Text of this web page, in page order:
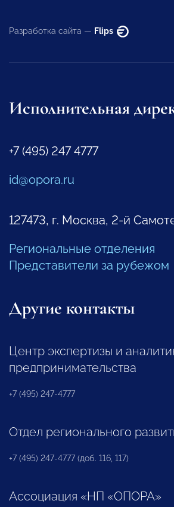
Разработка сайта — Flips
Исполнительная
+7 (495) 247 4777
id@opora.ru
127473, г. Москва, 2-й
Региональные отделения
Представители за рубежом
Другие контакты
Центр экспертизы и
предпринимательства
+7 (495) 247-4777
Отдел регионального
+7 (495) 247-4777 (доб. 116, 117)
Ассоциация «НП «ОПОРА»